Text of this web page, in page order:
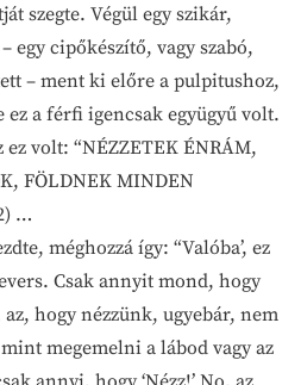
szegte. Végül egy szikár,
egy cipőkészítő, vagy szabó,
– ment ki előre a pulpitushoz,
a férfi igencsak együgyű volt.
volt: “NÉZZETEK ÉNRÁM,
FÖLDNEK MINDEN
…
méghozzá így: “Valóba’, ez
Csak annyit mond, hogy
az, hogy nézzünk, ugyebár, nem
megemelni a lábod vagy az